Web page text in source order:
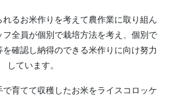
るお米作りを考えて農作業に取り組ん
全員が個別で栽培方法を考え、個別で
確認し納得のできる米作りに向け努力
しています。
育てて収穫したお米をライスコロッケ